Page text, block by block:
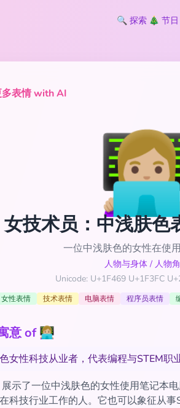
🔍 探索 🎄 节日
表情 with AI
女技术员：中浅肤
一位中浅肤色的女性在使用
人物与身体 / 人物
Unicode: U+1F469 U+1F3FC
女性表情 技术表情 电脑表情 程序员表情
of 👩🏼‍💻
女性科技从业者，代表编程与STEM职业
展示了一位中浅肤色的女性使用笔记本
科技行业工作的人。它也可以象征从